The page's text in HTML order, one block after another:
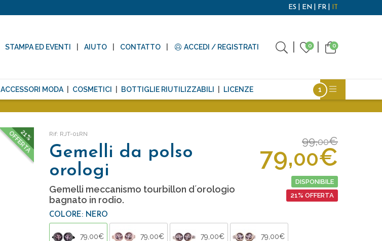
ES EN FR IT
STAMPA ED EVENTI AIUTO CONTATTO ACCEDI / REGISTRATI 0 0
ACCESSORI MODA COSMETICI BOTTIGLIE RIUTILIZZABILI LICENZE
21%
OFFERTA Rif: RJT-01RN
Gemelli da polso
orologi
Gemelli meccanismo tourbillon d´orologio
bagnato in rodio.
99,00€
79,00€
DISPONIBILE
21% OFFERTA
COLORE: NERO
79,00€ 79,00€ 79,00€ 79,00€